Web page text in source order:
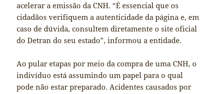
acelerar a emissão da CNH. “É essencial que os
cidadãos verifiquem a autenticidade da página e, em
caso de dúvida, consultem diretamente o site oficial
do Detran do seu estado”, informou a entidade.
Ao pular etapas por meio da compra de uma CNH, o
indivíduo está assumindo um papel para o qual
pode não estar preparado. Acidentes causados por